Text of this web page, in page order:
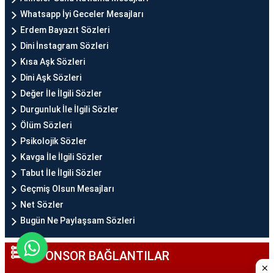
Whatsapp İyi Geceler Mesajları
Erdem Bayazıt Sözleri
Dini İnstagram Sözleri
Kısa Aşk Sözleri
Dini Aşk Sözleri
Değer İle İlgili Sözler
Durgunluk İle İlgili Sözler
Ölüm Sözleri
Psikolojik Sözler
Kavga İle İlgili Sözler
Tabut İle İlgili Sözler
Geçmiş Olsun Mesajları
Net Sözler
Bugün Ne Paylaşsam Sözleri
SPONSOR BAĞLANTILAR